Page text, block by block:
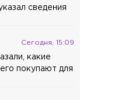
сведения
Сегодня, 15:09
какие
покупают для